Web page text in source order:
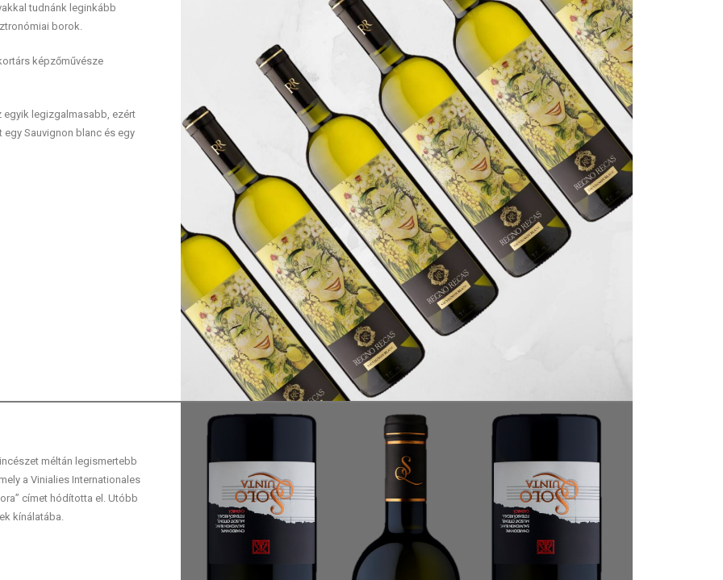
tudnánk leginkább
borok.
képzőművésze
egyik legizgalmasabb, ezért
Sauvignon blanc és egy
méltán legismertebb
a Vinialies Internationales
címet hódította el. Utóbb
kínálatába.